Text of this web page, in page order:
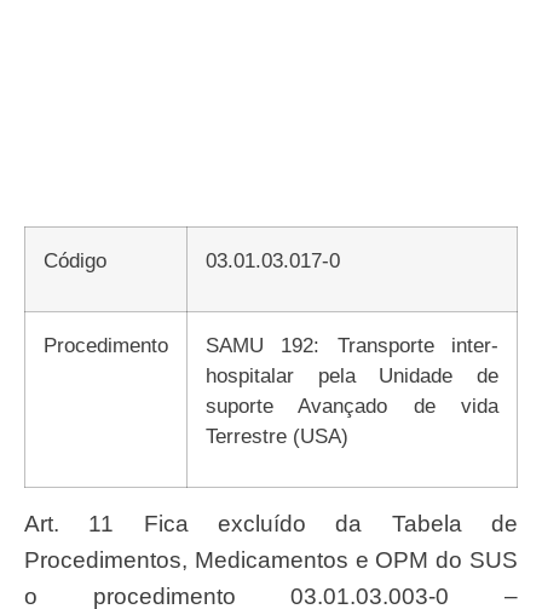
Código 03.01.03.017-0
Procedimento
SAMU 192: Transporte inter-
hospitalar pela Unidade de
suporte Avançado de vida
Terrestre (USA)
Art. 11 Fica excluído da Tabela de
Procedimentos, Medicamentos e OPM do SUS
o procedimento 03.01.03.003-0 –